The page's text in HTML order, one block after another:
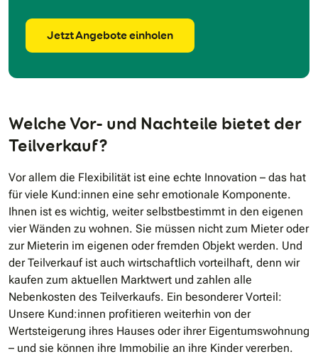
Jetzt Angebote einholen
Welche Vor- und Nachteile bietet der
Teilverkauf?
Vor allem die Flexibilität ist eine echte Innovation – das hat
für viele Kund:innen eine sehr emotionale Komponente.
Ihnen ist es wichtig, weiter selbstbestimmt in den eigenen
vier Wänden zu wohnen. Sie müssen nicht zum Mieter oder
zur Mieterin im eigenen oder fremden Objekt werden. Und
der Teilverkauf ist auch wirtschaftlich vorteilhaft, denn wir
kaufen zum aktuellen Marktwert und zahlen alle
Nebenkosten des Teilverkaufs. Ein besonderer Vorteil:
Unsere Kund:innen profitieren weiterhin von der
Wertsteigerung ihres Hauses oder ihrer Eigentumswohnung
– und sie können ihre Immobilie an ihre Kinder vererben.